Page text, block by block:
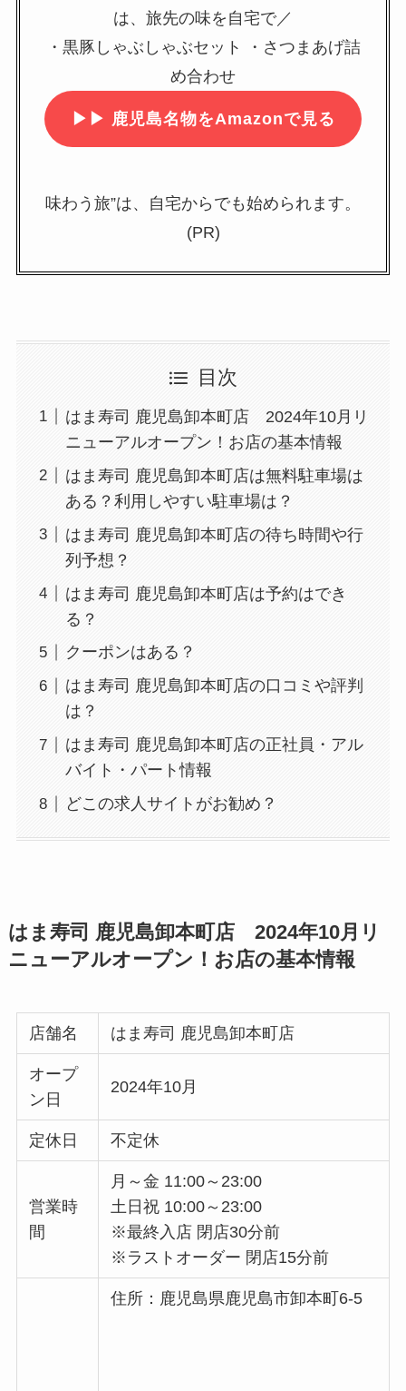
は、旅先の味を自宅で／
・黒豚しゃぶしゃぶセット ・さつまあげ詰
め合わせ
▶▶ 鹿児島名物をAmazonで見る
味わう旅”は、自宅からでも始められます。
(PR)
目次
はま寿司 鹿児島卸本町店 2024年10月リ
ニューアルオープン！お店の基本情報
はま寿司 鹿児島卸本町店は無料駐車場は
ある？利用しやすい駐車場は？
はま寿司 鹿児島卸本町店の待ち時間や行
列予想？
はま寿司 鹿児島卸本町店は予約はでき
る？
クーポンはある？
はま寿司 鹿児島卸本町店の口コミや評判
は？
はま寿司 鹿児島卸本町店の正社員・アル
バイト・パート情報
どこの求人サイトがお勧め？
はま寿司 鹿児島卸本町店 2024年10月リ
ニューアルオープン！お店の基本情報
店舗名 はま寿司 鹿児島卸本町店
オープ
ン日
2024年10月
定休日 不定休
営業時
間
月～金 11:00～23:00
土日祝 10:00～23:00
※最終入店 閉店30分前
※ラストオーダー 閉店15分前
住所：鹿児島県鹿児島市卸本町6-5